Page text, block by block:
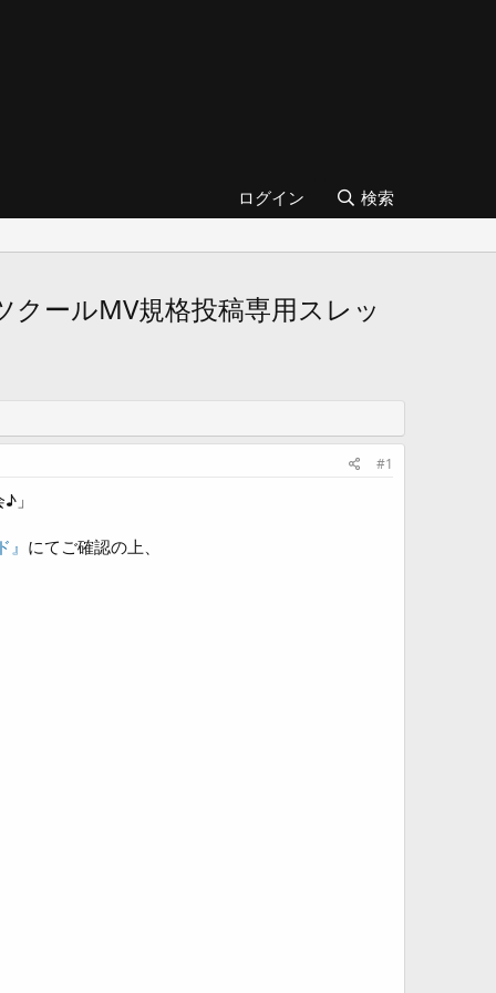
ログイン 検索
ールMV規格投稿専用スレッ
#1
」
にてご確認の上、